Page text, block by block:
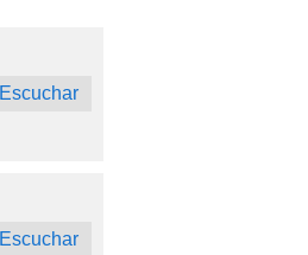
Escuchar
Escuchar